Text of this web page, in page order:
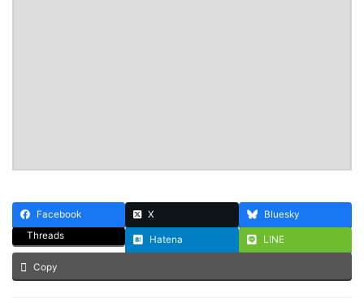
Facebook X
Bluesky
Threads
Hatena LINE
Copy